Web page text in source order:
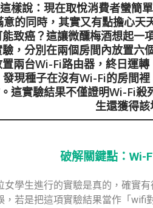
樣說：現在取悅消費者蠻簡
意的同時，其實又有點擔心
致癌？這讓微醺梅酒想起一
，分別在兩個房間內放置六
兩台Wi-Fi路由器，終日運
發現種子在沒有Wi-Fi的房間
這實驗結果不僅證明Wi-Fi
生還獲得該
破解關鍵點：Wi-
女學生進行的實驗是真的，確實
，若是把這項實驗結果當作「wifi